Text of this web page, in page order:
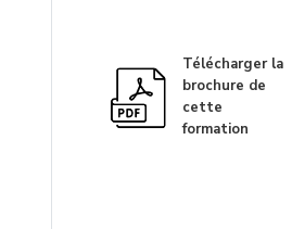
Télécharger la
brochure de
cette
formation